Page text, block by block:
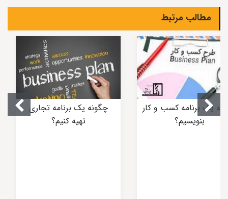
مطالب مرتبط
چگونه یک برنامه تجاری
تهیه کنیم؟
یک برنامه کسب و کار
بنویسیم؟